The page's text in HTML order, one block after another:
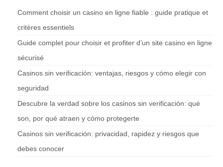
Comment choisir un casino en ligne fiable : guide pratique et
critères essentiels
Guide complet pour choisir et profiter d’un site casino en ligne
sécurisé
Casinos sin verificación: ventajas, riesgos y cómo elegir con
seguridad
Descubre la verdad sobre los casinos sin verificación: qué
son, por qué atraen y cómo protegerte
Casinos sin verificación: privacidad, rapidez y riesgos que
debes conocer